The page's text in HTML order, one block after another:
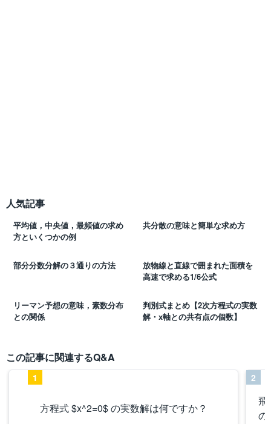
人気記事
平均値，中央値，最頻値の求め
方といくつかの例
共分散の意味と簡単な求め方
部分分数分解の３通りの方法
放物線と直線で囲まれた面積を
高速で求める1/6公式
リーマン予想の意味，素数分布
との関係
判別式まとめ【2次方程式の実数
解・x軸との共有点の個数】
この記事に関連するQ&A
方程式 $x^2=0$ の実数解は何ですか？
1
飛
の
2